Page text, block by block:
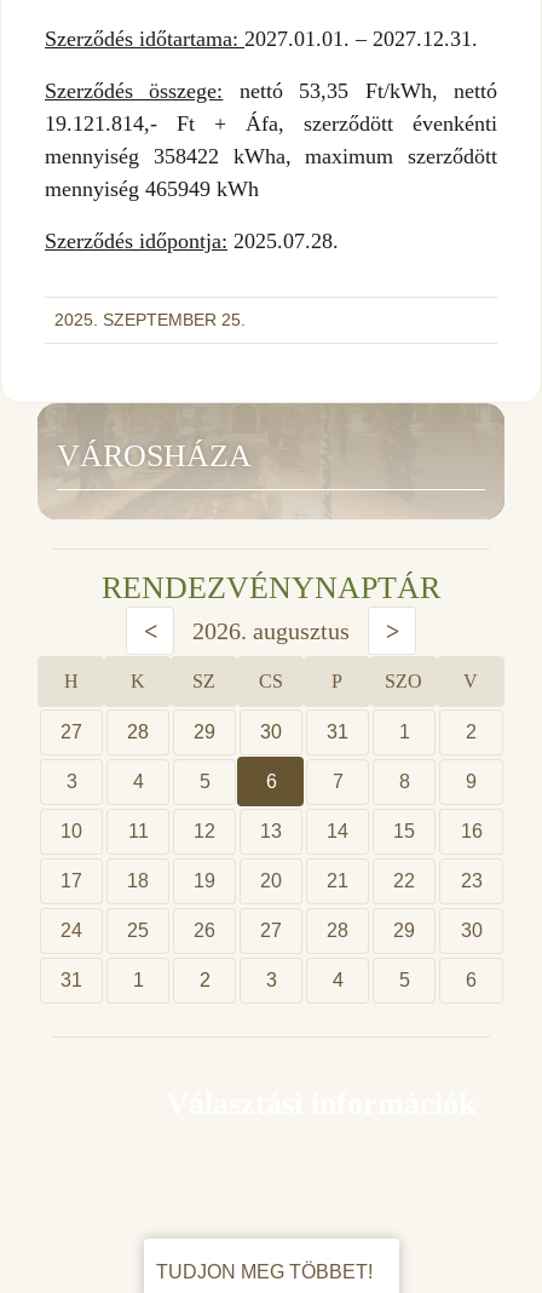
Szerződés időtartama: 2027.01.01. – 2027.12.31.
Szerződés összege: nettó 53,35 Ft/kWh, nettó
19.121.814,- Ft + Áfa, szerződött évenkénti
mennyiség 358422 kWha, maximum szerződött
mennyiség 465949 kWh
Szerződés időpontja: 2025.07.28.
2025. SZEPTEMBER 25.
VÁROSHÁZA
RENDEZVÉNYNAPTÁR
< 2026. augusztus >
H K SZ CS P SZO V
27 28 29 30 31 1 2
3 4 5 6 7 8 9
10 11 12 13 14 15 16
17 18 19 20 21 22 23
24 25 26 27 28 29 30
31 1 2 3 4 5 6
TUDJON MEG TÖBBET!